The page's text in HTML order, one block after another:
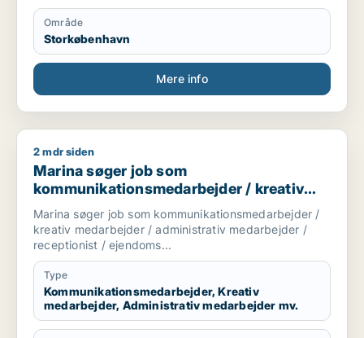
Område
Storkøbenhavn
Mere info
Marina søger job som kommunikationsmedarbejder /
2 mdr siden
Marina søger job som
kommunikationsmedarbejder / kreativ
medarbejder / administrativ medarbejder
/ receptionist / ejendomsfunktionær
Marina søger job som kommunikationsmedarbejder /
kreativ medarbejder / administrativ medarbejder /
receptionist / ejendoms...
Type
Kommunikationsmedarbejder, Kreativ
medarbejder, Administrativ medarbejder mv.